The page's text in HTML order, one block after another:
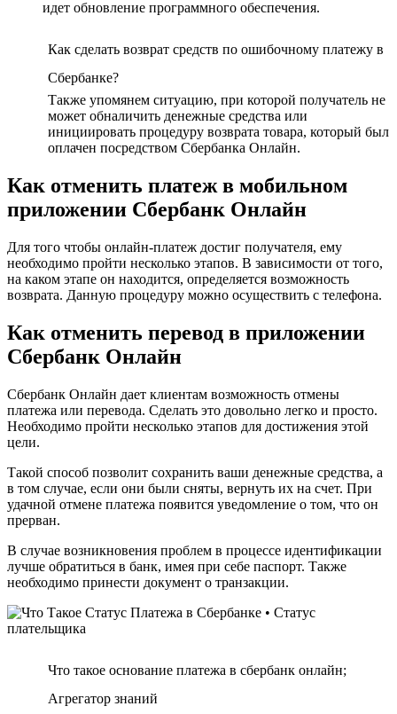
идет обновление программного обеспечения.
Как сделать возврат средств по ошибочному платежу в
Сбербанке?
Также упомянем ситуацию, при которой получатель не
может обналичить денежные средства или
инициировать процедуру возврата товара, который был
оплачен посредством Сбербанка Онлайн.
Как отменить платеж в мобильном
приложении Сбербанк Онлайн
Для того чтобы онлайн-платеж достиг получателя, ему
необходимо пройти несколько этапов. В зависимости от того,
на каком этапе он находится, определяется возможность
возврата. Данную процедуру можно осуществить с телефона.
Как отменить перевод в приложении
Сбербанк Онлайн
Сбербанк Онлайн дает клиентам возможность отмены
платежа или перевода. Сделать это довольно легко и просто.
Необходимо пройти несколько этапов для достижения этой
цели.
Такой способ позволит сохранить ваши денежные средства, а
в том случае, если они были сняты, вернуть их на счет. При
удачной отмене платежа появится уведомление о том, что он
прерван.
В случае возникновения проблем в процессе идентификации
лучше обратиться в банк, имея при себе паспорт. Также
необходимо принести документ о транзакции.
Что такое основание платежа в сбербанк онлайн;
Агрегатор знаний